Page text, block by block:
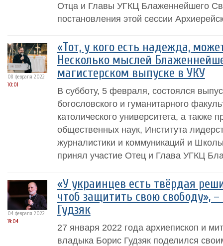
Отца и Главы УГКЦ Блаженнейшего
постановления этой сессии
08 февраля 2022
10:01
«Тот, у кого есть надежда,
Несколько мыслей
магистерском выпуске в УКУ
В субботу, 5 февраля, состоялся
богословского и гуманитарного
католического университета, а также
общественных наук, Института
журналистики и коммуникаций и
принял участие Отец и Глава УГКЦ
04 февраля 2022
19:04
«У украинцев есть твёрдая
чтоб защитить свою свободу»,
Гудзяк
27 января 2022 года архиепископ и
владыка Борис Гудзяк поделился